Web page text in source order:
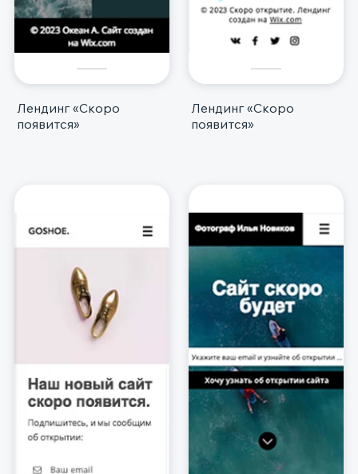
Лендинг «Скоро
появится»
Лендинг «Скоро
появится»